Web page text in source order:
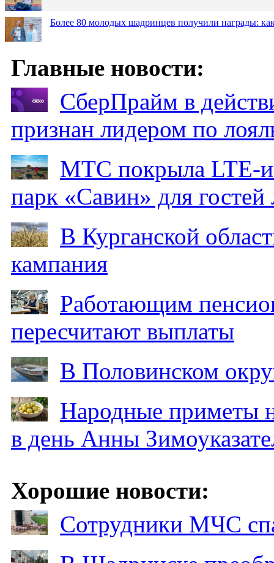
Более 80 молодых шадринцев получили награды:
Главные новости:
СберПрайм в
признан лидером по
МТС покрыла LTE-
парк «Савин» для гостей
В Курганской
кампания
Работающим
пересчитают выплаты
В Половинском
Народные приметы
в день Анны
Хорошие новости:
Сотрудники МЧС